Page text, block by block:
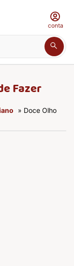
conta
Fazer
» Doce Olho